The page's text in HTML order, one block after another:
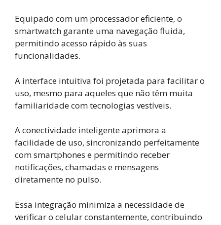
Equipado com um processador eficiente, o
smartwatch garante uma navegação fluida,
permitindo acesso rápido às suas
funcionalidades.
A interface intuitiva foi projetada para facilitar o
uso, mesmo para aqueles que não têm muita
familiaridade com tecnologias vestíveis.
A conectividade inteligente aprimora a
facilidade de uso, sincronizando perfeitamente
com smartphones e permitindo receber
notificações, chamadas e mensagens
diretamente no pulso.
Essa integração minimiza a necessidade de
verificar o celular constantemente, contribuindo